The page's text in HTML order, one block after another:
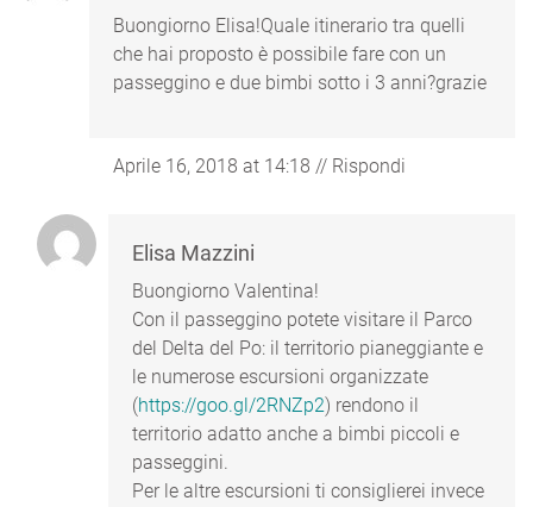
Buongiorno Elisa!Quale itinerario tra quelli
che hai proposto è possibile fare con un
passeggino e due bimbi sotto i 3 anni?grazie
Aprile 16, 2018 at 14:18 // Rispondi
Elisa Mazzini
Buongiorno Valentina!
Con il passeggino potete visitare il Parco
del Delta del Po: il territorio pianeggiante e
le numerose escursioni organizzate
(https://goo.gl/2RNZp2) rendono il
territorio adatto anche a bimbi piccoli e
passeggini.
Per le altre escursioni ti consiglierei invece